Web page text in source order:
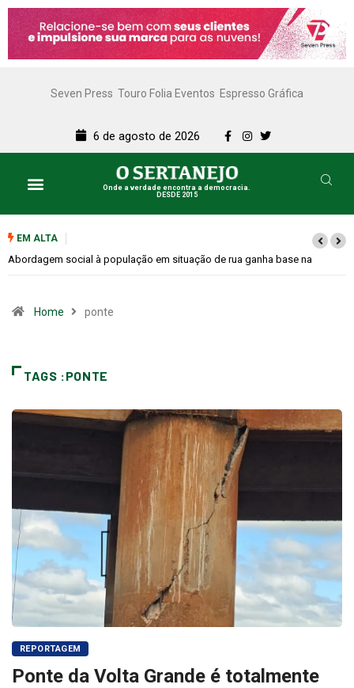
Seven Press Touro Folia Eventos Espresso Gráfica
6 de agosto de 2026
Onde a verdade encontra a democracia.
DESDE 2015
EM ALTA
Cemitérios terão horário especial e missas no Dia dos Pais
Home ponte
TAGS :PONTE
REPORTAGEM
Ponte da Volta Grande é totalmente